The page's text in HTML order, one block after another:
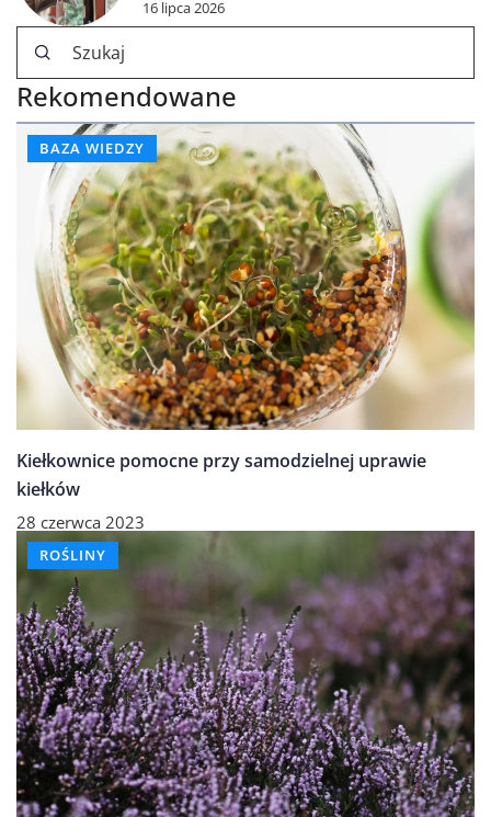
16 lipca 2026
Rekomendowane
BAZA WIEDZY
Kiełkownice pomocne przy samodzielnej uprawie
kiełków
28 czerwca 2023
ROŚLINY